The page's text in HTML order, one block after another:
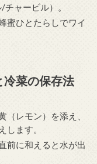
ャービル）。
蜜ひとたらしでワイ
冷菜の保存法
（レモン）を添え、
します。
前に和えると水が出